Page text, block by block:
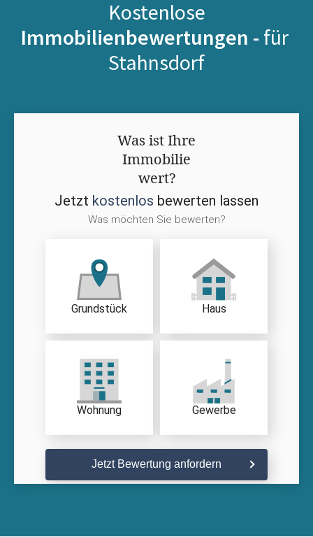
Kostenlose
Immobilienbewertungen - für
Stahnsdorf
Was ist Ihre
Immobilie
wert?
Jetzt kostenlos bewerten lassen
Was möchten Sie bewerten?
Grundstück Haus
Wohnung Gewerbe
Jetzt Bewertung anfordern